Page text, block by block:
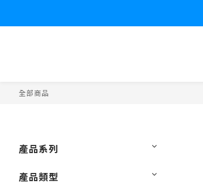
全部商品
產品系列
產品類型